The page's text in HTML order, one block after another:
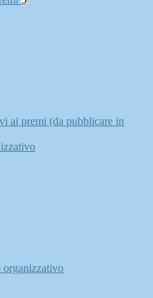
ai premi (da pubblicare in
organizzativo